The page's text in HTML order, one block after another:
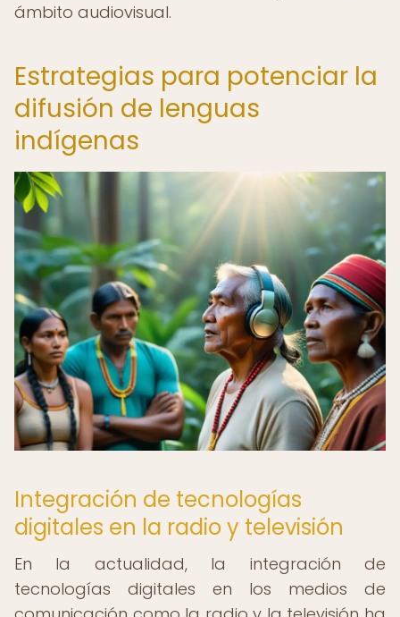
ámbito audiovisual.
Estrategias para potenciar la
difusión de lenguas
indígenas
Integración de tecnologías
digitales en la radio y televisión
En la actualidad, la integración de
tecnologías digitales en los medios de